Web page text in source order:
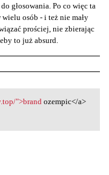
głosowania. Po co więc ta
osób - i też nie mały
prościej, nie zbierając
to już absurd.
"
">brandozempic</a>